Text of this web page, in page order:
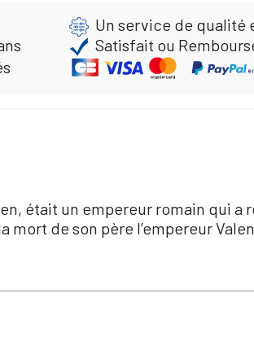
Un service de qualité
Satisfait ou
était un empereur romain qui a
mort de son père l’empereur